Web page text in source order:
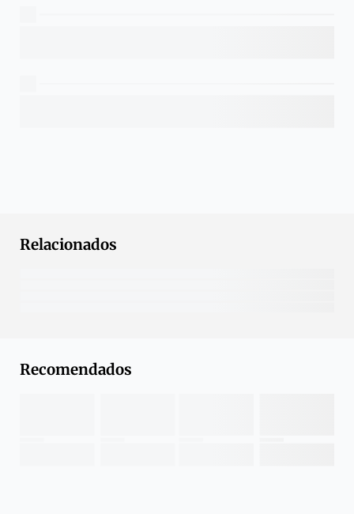
Relacionados
Recomendados